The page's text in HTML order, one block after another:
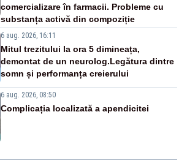
comercializare în farmacii. Probleme cu
substanța activă din compoziție
6 aug. 2026, 16:11
Mitul trezitului la ora 5 dimineața,
demontat de un neurolog.Legătura dintre
somn și performanța creierului
6 aug. 2026, 08:50
Complicația localizată a apendicitei